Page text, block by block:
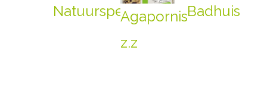
Natuurspeelgoed
Agapornis
z.z
Badhuis